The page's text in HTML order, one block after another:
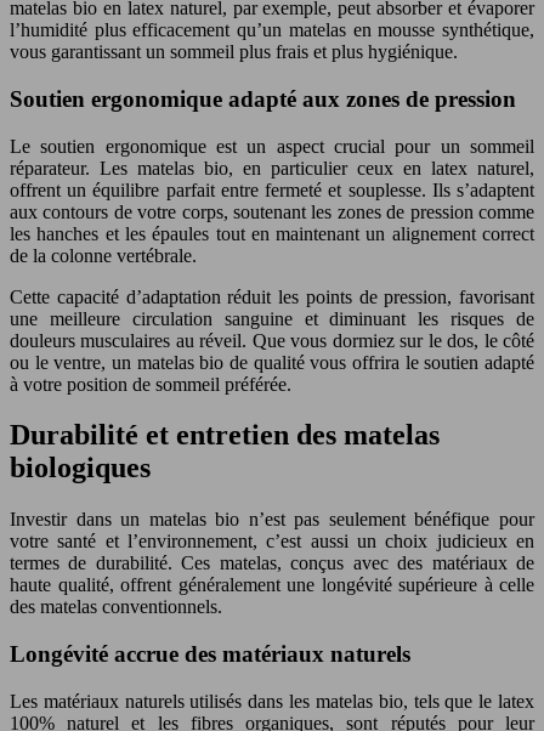
matelas bio en latex naturel, par exemple, peut absorber et évaporer
l’humidité plus efficacement qu’un matelas en mousse synthétique,
vous garantissant un sommeil plus frais et plus hygiénique.
Soutien ergonomique adapté aux zones de pression
Le soutien ergonomique est un aspect crucial pour un sommeil
réparateur. Les matelas bio, en particulier ceux en latex naturel,
offrent un équilibre parfait entre fermeté et souplesse. Ils s’adaptent
aux contours de votre corps, soutenant les zones de pression comme
les hanches et les épaules tout en maintenant un alignement correct
de la colonne vertébrale.
Cette capacité d’adaptation réduit les points de pression, favorisant
une meilleure circulation sanguine et diminuant les risques de
douleurs musculaires au réveil. Que vous dormiez sur le dos, le côté
ou le ventre, un matelas bio de qualité vous offrira le soutien adapté
à votre position de sommeil préférée.
Durabilité et entretien des matelas
biologiques
Investir dans un matelas bio n’est pas seulement bénéfique pour
votre santé et l’environnement, c’est aussi un choix judicieux en
termes de durabilité. Ces matelas, conçus avec des matériaux de
haute qualité, offrent généralement une longévité supérieure à celle
des matelas conventionnels.
Longévité accrue des matériaux naturels
Les matériaux naturels utilisés dans les matelas bio, tels que le latex
100% naturel et les fibres organiques, sont réputés pour leur